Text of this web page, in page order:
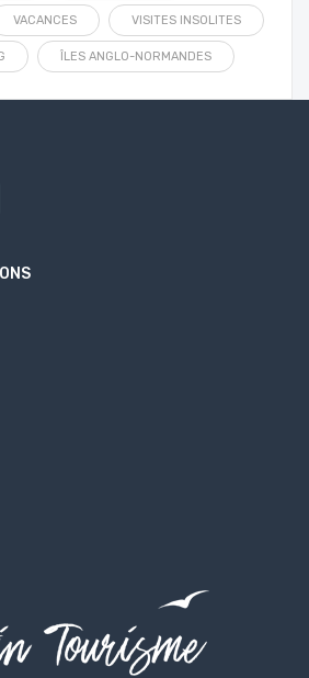
VACANCES VISITES INSOLITES
ÎLES ANGLO-NORMANDES